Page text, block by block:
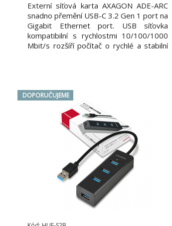
Externí síťová karta AXAGON ADE-ARC
snadno přemění USB-C 3.2 Gen 1 port na
Gigabit Ethernet port. USB síťovka
kompatibilní s rychlostmi 10/100/1000
Mbit/s rozšíří počítač o rychlé a stabilní
DOPORUČUJEME